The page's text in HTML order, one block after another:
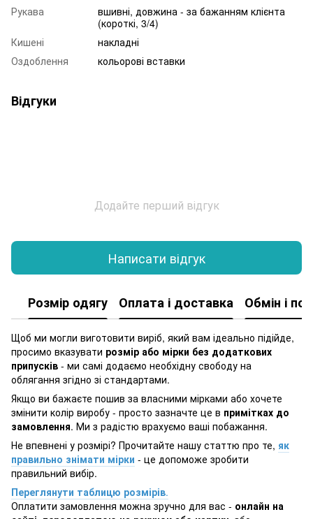
Рукава
вшивні, довжина - за бажанням клієнта
(короткі, 3/4)
Кишені
накладні
Оздоблення
кольорові вставки
Відгуки
Додайте перший відгук
Написати відгук
Розмір одягу Оплата і доставка Обмін і
Щоб ми могли виготовити виріб, який вам ідеально підійде,
просимо вказувати розмір або мірки без додаткових
припусків - ми самі додаємо необхідну свободу на
облягання згідно зі стандартами.
Якщо ви бажаєте пошив за власними мірками або хочете
змінити колір виробу - просто зазначте це в примітках до
замовлення. Ми з радістю врахуємо ваші побажання.
Не впевнені у розмірі? Прочитайте нашу статтю про те, як
правильно знімати мірки - це допоможе зробити
правильний вибір.
Переглянути таблицю розмірів.
Оплатити замовлення можна зручно для вас - онлайн на